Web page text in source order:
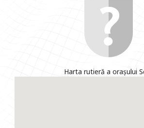
Harta rutieră a orașului